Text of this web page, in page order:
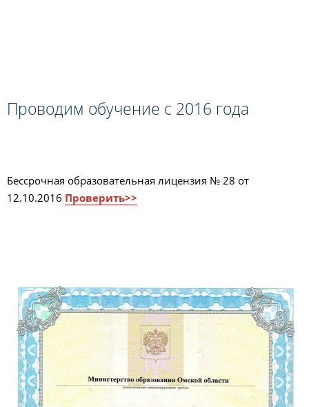
Проводим обучение с 2016 года
Бессрочная образовательная лицензия № 28 от
12.10.2016 Проверить>>